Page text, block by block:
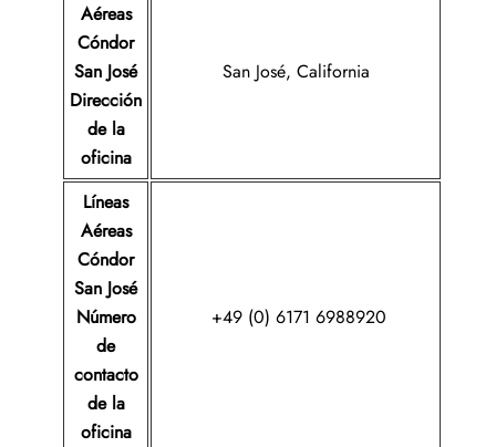
Aéreas
Cóndor
San José
Dirección
de la
oficina
San José, California
Líneas
Aéreas
Cóndor
San José
Número
de
contacto
de la
oficina
+49 (0) 6171 6988920